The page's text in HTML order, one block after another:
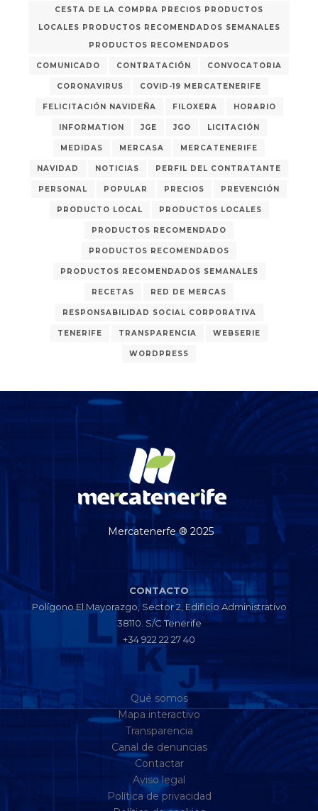
CESTA DE LA COMPRA PRECIOS PRODUCTOS
LOCALES PRODUCTOS RECOMENDADOS SEMANALES
PRODUCTOS RECOMENDADOS
COMUNICADO CONTRATACIÓN CONVOCATORIA
CORONAVIRUS COVID-19 MERCATENERIFE
FELICITACIÓN NAVIDEÑA FILOXERA HORARIO
INFORMATION JGE JGO LICITACIÓN
MEDIDAS MERCASA MERCATENERIFE
NAVIDAD NOTICIAS PERFIL DEL CONTRATANTE
PERSONAL POPULAR PRECIOS PREVENCIÓN
PRODUCTO LOCAL PRODUCTOS LOCALES
PRODUCTOS RECOMENDADO
PRODUCTOS RECOMENDADOS
PRODUCTOS RECOMENDADOS SEMANALES
RECETAS RED DE MERCAS
RESPONSABILIDAD SOCIAL CORPORATIVA
TENERIFE TRANSPARENCIA WEBSERIE
WORDPRESS
Mercatenerfe ® 2025
CONTACTO
Polígono El Mayorazgo, Sector 2, Edificio Administrativo
38110. S/C Tenerife
+34 922 22 27 40
Qué somos
Mapa interactivo
Transparencia
Canal de denuncias
Contactar
Aviso legal
Política de privacidad